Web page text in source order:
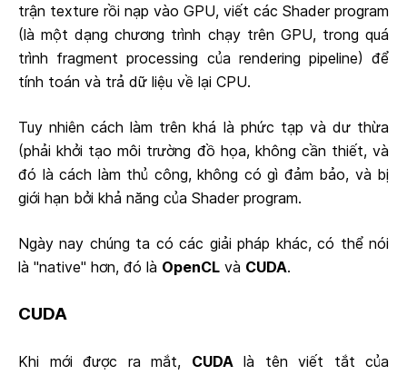
trận texture rồi nạp vào GPU, viết các Shader program
(là một dạng chương trình chạy trên GPU, trong quá
trình fragment processing của rendering pipeline) để
tính toán và trả dữ liệu về lại CPU.
Tuy nhiên cách làm trên khá là phức tạp và dư thừa
(phải khởi tạo môi trường đồ họa, không cần thiết, và
đó là cách làm thủ công, không có gì đảm bảo, và bị
giới hạn bởi khả năng của Shader program.
Ngày nay chúng ta có các giải pháp khác, có thể nói
là "native" hơn, đó là OpenCL và CUDA.
CUDA
Khi mới được ra mắt, CUDAlà tên viết tắt của